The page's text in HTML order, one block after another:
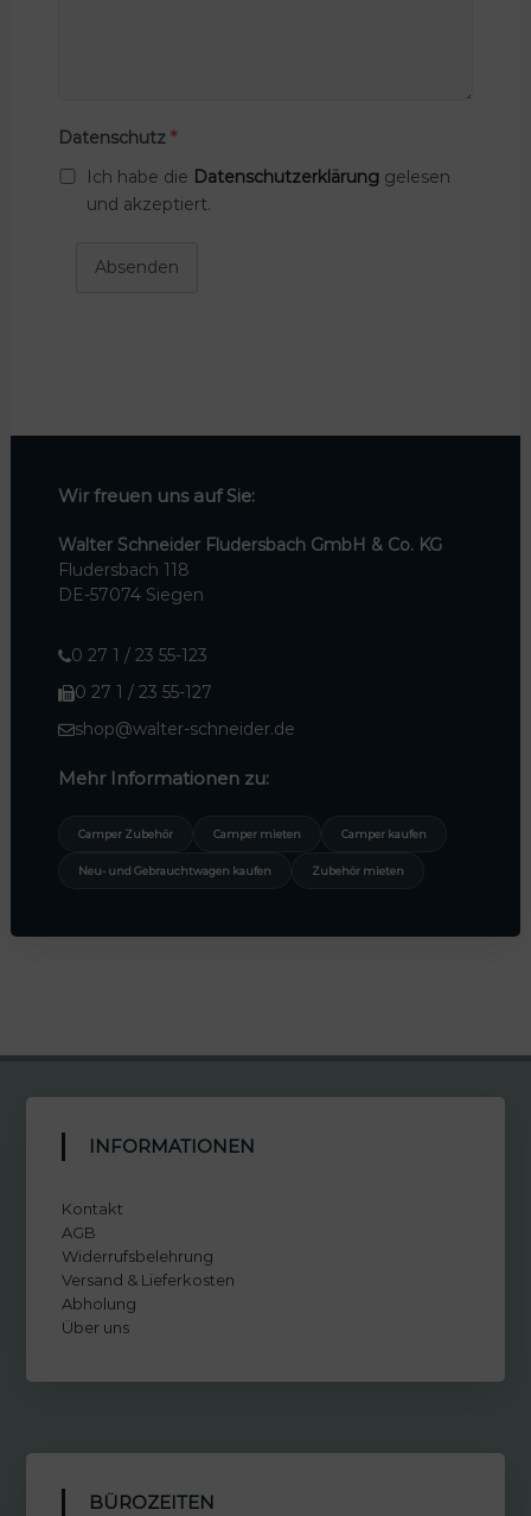
Datenschutz *
Ich habe die Datenschutzerklärunggelesen
und akzeptiert.
Absenden
Wir freuen uns auf Sie:
Walter Schneider Fludersbach GmbH & Co. KG
Fludersbach 118
DE-57074 Siegen
0 27 1 / 23 55-123
0 27 1 / 23 55-127
shop@walter-schneider.de
Mehr Informationen zu:
Camper Zubehör Camper mieten Camper kaufen
Neu- und Gebrauchtwagen kaufen Zubehör mieten
INFORMATIONEN
Kontakt
AGB
Widerrufsbelehrung
Versand & Lieferkosten
Abholung
Über uns
BÜROZEITEN